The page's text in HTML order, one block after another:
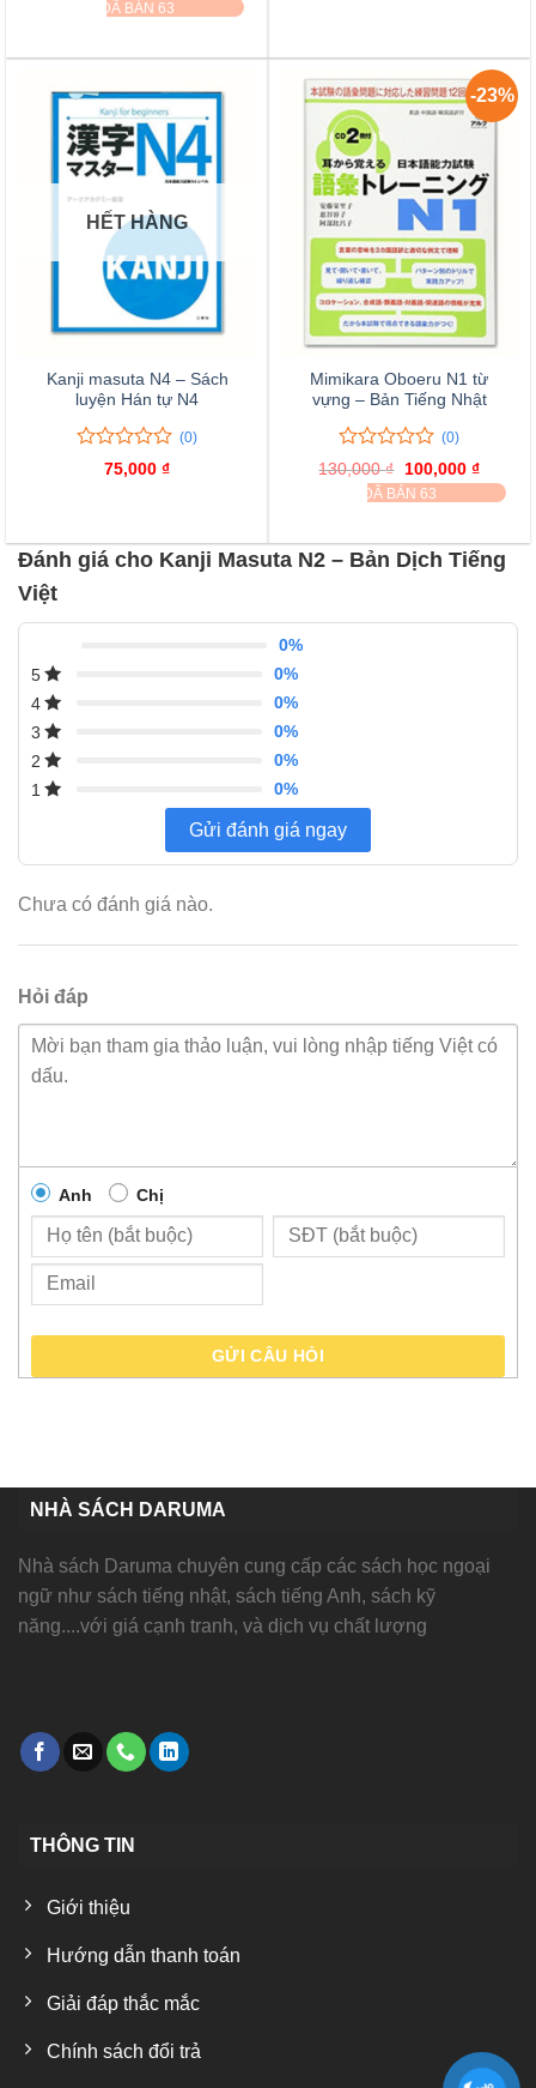
giá
là:
tại
ĐÃ BÁN 63
HẾT HÀNG
Kanji masuta N4 – Sách
luyện Hán tự N4
giá
(0)
75,000 ₫
-23%
Mimikara Oboeru N1 từ
vựng – Bản Tiếng Nhật
0
trên
0
giá
(0)
130,000₫
Giá
gốc
là:
100,000 ₫Giá
hiện
tại
ĐÃ BÁN 63
Đánh giá cho Kanji Masuta N2 – Bản Dịch Tiếng
Việt
0%
5
0%
4
0%
3
0%
2
0%
1
0%
Gửi đánh giá ngay
Chưa có đánh giá nào.
Hỏi đáp
Anh Chị
GỬI CÂU HỎI
NHÀ SÁCH DARUMA
Nhà sách Daruma chuyên cung cấp các sách học ngoại
ngữ như sách tiếng nhật, sách tiếng Anh, sách kỹ
năng....với giá cạnh tranh, và dịch vụ chất lượng
THÔNG TIN
Giới thiệu
Hướng dẫn thanh toán
Giải đáp thắc mắc
Chính sách đổi trả